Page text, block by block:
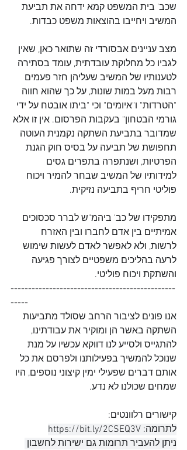
שכב' בית המשפט קמא ידחה את תביעת
המשיב ויחייבו בהוצאות משפט כבדות.
מצב עניינים אבסורדי זה שתואר כאן, שאין
לגביו כל מחלוקת עובדתית, עומד בסתירה
לטענותיו של המשיב שעליהן חזר פעמים
רבות מעל במות שונות, על כך שהוא חווה
"הטרדות" ו"איומים" וכי "ביתו אובטח על ידי
גורמי הבטחון" בעקבות הפרסום. אין זו אלא
שמדובר בתביעת השתקה נקמנית העוטה
תחפושת של תביעה על בסיס חוק הגנת
הפרטיות, ושנתפרה בתפרים גסים
למידותיו של המשיב שבחר להמיר ויכוח
פוליטי חריף בתביעה נזיקית.
מתפקידו של כב' ביהמ"ש לברר סכסוכים
אמיתיים בין אדם לחברו ובין האזרח
לרשות, ולא לאפשר לאדם לעשות שימוש
לרעה בהליכים משפטיים לצורך פגיעה
והשתקת ויכוח פוליטי.
-----------------------------------------------
-----
אנו פונים לציבור הרחב שסולד מתביעות
השתקה באשר הן ומוקיר את עבודתינו,
להתגייס ולסייע לנו דווקא עכשיו על מנת
שנוכל להמשיך בפעילותנו ולפרסם את כל
אותם דברים שפעילי ימין קיצוני נוספים, היו
שמחים שכולנו לא נדע.
קישורים רלוונטים:
לתרומה: https://bit.ly/2CSEQ3V
ניתן להעביר תרומות גם ישירות לחשבון